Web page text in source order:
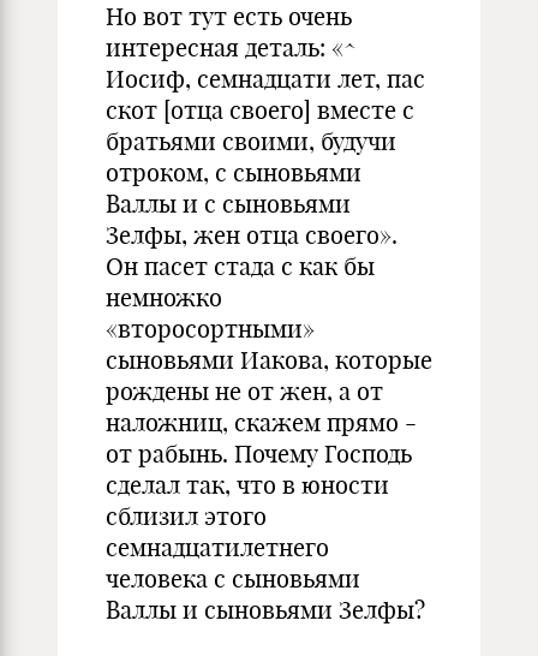
Но вот тут есть очень
интересная деталь: «^
Иосиф, семнадцати лет, пас
скот [отца своего] вместе с
братьями своими, будучи
отроком, с сыновьями
Валлы и с сыновьями
Зелфы, жен отца своего».
Он пасет стада с как бы
немножко
«второсортными»
сыновьями Иакова, которые
рождены не от жен, а от
наложниц, скажем прямо -
от рабынь. Почему Господь
сделал так, что в юности
сблизил этого
семнадцатилетнего
человека с сыновьями
Валлы и сыновьями Зелфы?